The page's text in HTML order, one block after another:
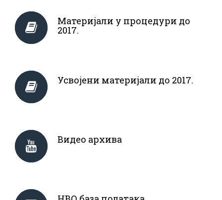
Материјали у процедури до
2017.
Усвојени материјали до 2017.
Видео архива